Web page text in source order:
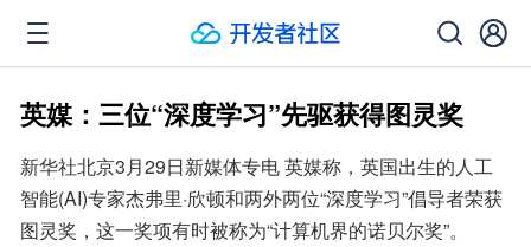
英媒：三位“深度学习”先驱获得图灵奖
新华社北京3月29日新媒体专电 英媒称，英国出生的人工
智能(AI)专家杰弗里·欣顿和两外两位“深度学习”倡导者荣获
图灵奖，这一奖项有时被称为“计算机界的诺贝尔奖”。